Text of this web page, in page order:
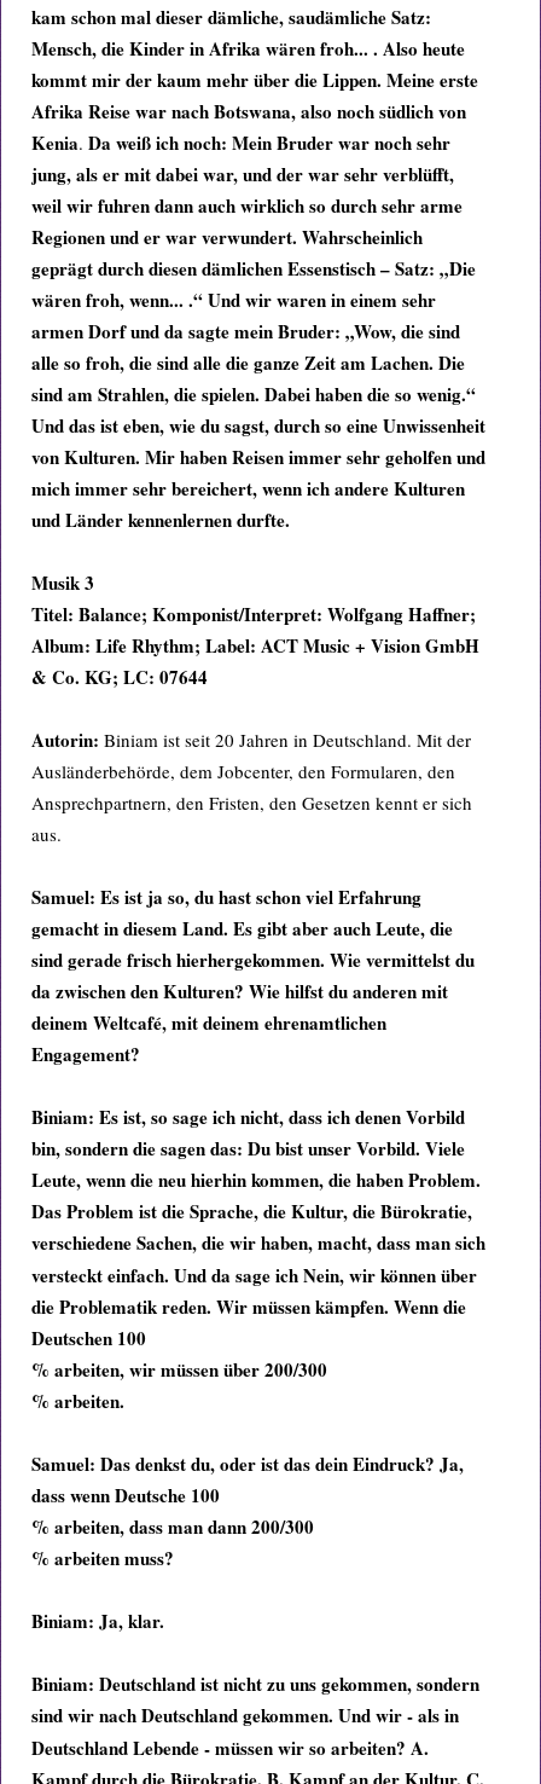
kam schon mal dieser dämliche, saudämliche Satz:
Mensch, die Kinder in Afrika wären froh... . Also heute
kommt mir der kaum mehr über die Lippen. Meine erste
Afrika Reise war nach Botswana, also noch südlich von
Kenia. Da weiß ich noch: Mein Bruder war noch sehr
jung, als er mit dabei war, und der war sehr verblüfft,
weil wir fuhren dann auch wirklich so durch sehr arme
Regionen und er war verwundert. Wahrscheinlich
geprägt durch diesen dämlichen Essenstisch – Satz: „Die
wären froh, wenn... .“ Und wir waren in einem sehr
armen Dorf und da sagte mein Bruder: „Wow, die sind
alle so froh, die sind alle die ganze Zeit am Lachen. Die
sind am Strahlen, die spielen. Dabei haben die so wenig.“
Und das ist eben, wie du sagst, durch so eine Unwissenheit
von Kulturen. Mir haben Reisen immer sehr geholfen und
mich immer sehr bereichert, wenn ich andere Kulturen
und Länder kennenlernen durfte.
Musik 3
Titel: Balance; Komponist/Interpret: Wolfgang Haffner;
Album: Life Rhythm; Label: ACT Music + Vision GmbH
& Co. KG; LC: 07644
Autorin: Biniam ist seit 20 Jahren in Deutschland. Mit der
Ausländerbehörde, dem Jobcenter, den Formularen, den
Ansprechpartnern, den Fristen, den Gesetzen kennt er sich
aus.
Samuel: Es ist ja so, du hast schon viel Erfahrung
gemacht in diesem Land. Es gibt aber auch Leute, die
sind gerade frisch hierhergekommen. Wie vermittelst du
da zwischen den Kulturen? Wie hilfst du anderen mit
deinem Weltcafé, mit deinem ehrenamtlichen
Engagement?
Biniam: Esist, so sage ich nicht, dass ich denen Vorbild
bin, sondern die sagen das: Du bist unser Vorbild. Viele
Leute, wenn die neu hierhin kommen, die haben Problem.
Das Problem ist die Sprache, die Kultur, die Bürokratie,
verschiedene Sachen, diewir haben, macht, dass man sich
versteckt einfach. Und da sage ich Nein, wir können über
die Problematik reden. Wir müssen kämpfen. Wenn die
Deutschen 100
% arbeiten, wir müssen über 200/300
% arbeiten.
Samuel: Das denkst du, oder ist das dein Eindruck? Ja,
dass wenn Deutsche 100
% arbeiten, dass man dann 200/300
% arbeiten muss?
Biniam: Ja, klar.
Biniam: Deutschland ist nicht zu uns gekommen, sondern
sind wir nach Deutschland gekommen. Und wir - als in
Deutschland Lebende - müssen wir so arbeiten? A.